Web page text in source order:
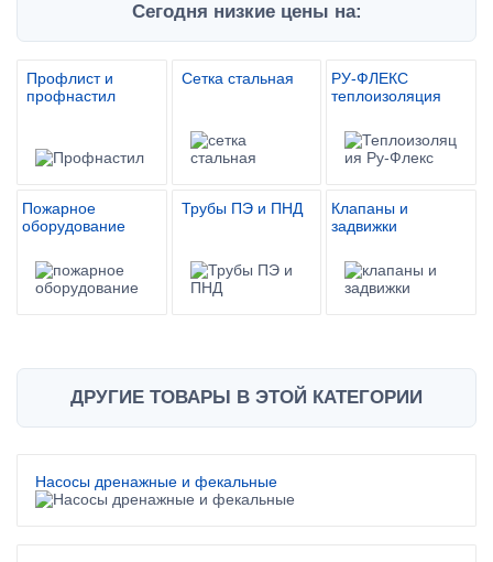
Сегодня низкие цены на:
Профлист и
профнастил
Сетка стальная
РУ-ФЛЕКС
теплоизоляция
Пожарное
оборудование
Трубы ПЭ и ПНД
Клапаны и
задвижки
ДРУГИЕ ТОВАРЫ В ЭТОЙ КАТЕГОРИИ
Насосы дренажные и фекальные